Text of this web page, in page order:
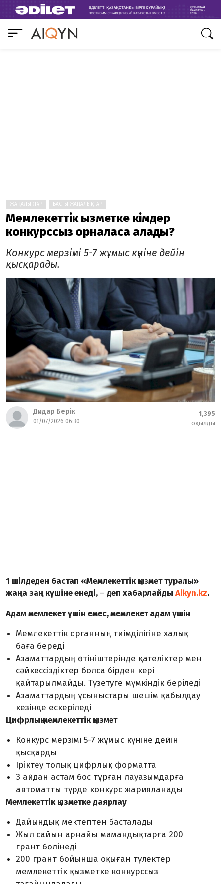
ЖАҢАЛЫҚТАР БАСТЫ ЖАҢАЛЫҚТАР
Мемлекеттік қызметке кімдер
конкурссыз орналаса алады?
Конкурс мерзімі 5-7 жұмыс күніне дейін
қысқарады.
Дидар Берік
01/07/2026 06:30
1,395
оқылды
1 шілдеден бастап «Мемлекеттік қызмет туралы»
жаңа заң күшіне енеді, – деп хабарлайды Aikyn.kz.
Адам мемлекет үшін емес, мемлекет адам үшін
Мемлекеттік органның тиімділігіне халық
баға береді
Азаматтардың өтініштерінде қателіктер мен
сәйкессіздіктер болса бірден кері
қайтарылмайды. Түзетуге мүмкіндік беріледі
Азаматтардың ұсыныстары шешім қабылдау
кезінде ескеріледі
Цифрлық мемлекеттік қызмет
Конкурс мерзімі 5-7 жұмыс күніне дейін
қысқарды
Іріктеу толық цифрлық форматта
3 айдан астам бос тұрған лауазымдарға
автоматты түрде конкурс жарияланады
Мемлекеттік қызметке даярлау
Дайындық мектептен басталады
Жыл сайын арнайы мамандықтарға 200
грант бөлінеді
200 грант бойынша оқыған түлектер
мемлекеттік қызметке конкурссыз